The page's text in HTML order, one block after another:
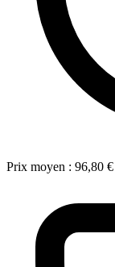
Prix moyen : 96,80 €